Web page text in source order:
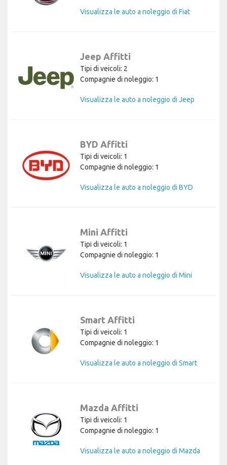
Visualizza le auto a noleggio di Fiat
Jeep Affitti
Tipi di veicoli: 2
Compagnie di noleggio: 1
Visualizza le auto a noleggio di Jeep
BYD Affitti
Tipi di veicoli: 1
Compagnie di noleggio: 1
Visualizza le auto a noleggio di BYD
Mini Affitti
Tipi di veicoli: 1
Compagnie di noleggio: 1
Visualizza le auto a noleggio di Mini
Smart Affitti
Tipi di veicoli: 1
Compagnie di noleggio: 1
Visualizza le auto a noleggio di Smart
Mazda Affitti
Tipi di veicoli: 1
Compagnie di noleggio: 1
Visualizza le auto a noleggio di Mazda